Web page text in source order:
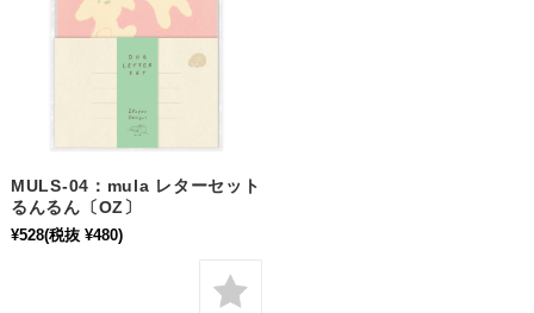
MULS-04：mula レターセット
るんるん〔OZ〕
¥528(税抜 ¥480)